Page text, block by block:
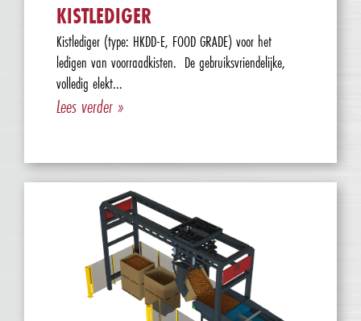
KISTLEDIGER
Kistlediger (type: HKDD-E, FOOD GRADE) voor het
ledigen van voorraadkisten. De gebruiksvriendelijke,
volledig elekt...
Lees verder »